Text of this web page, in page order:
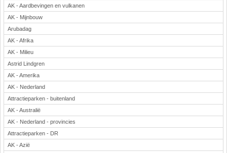
AK - Aardbevingen en vulkanen
AK - Mijnbouw
Arubadag
AK - Afrika
AK - Milieu
Astrid Lindgren
AK - Amerika
AK - Nederland
Attractieparken - buitenland
AK - Australië
AK - Nederland - provincies
Attractieparken - DR
AK - Azië